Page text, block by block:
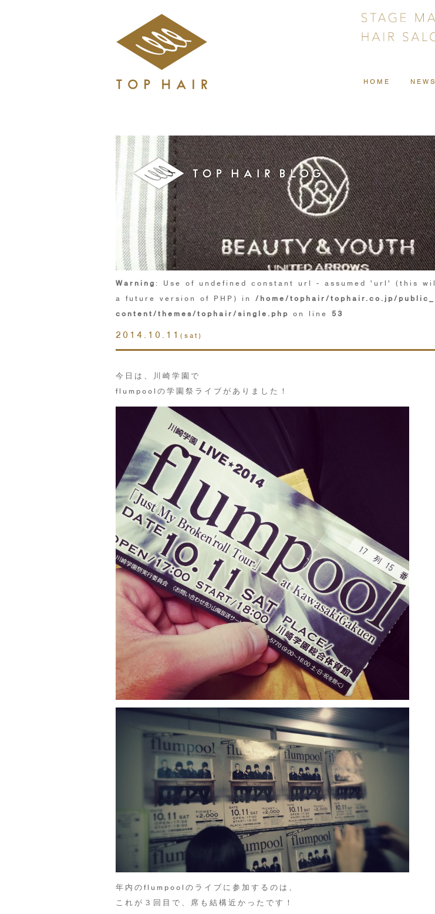
HOME NEWS
Warning : Use of undefined constant url - assumed 'url' (this
a future version of PHP) in /home/tophair/tophair.co.jp/
content/themes/tophair/single.php on line 53
2014.10.11 (sat)
今日は、川崎学園で
flumpoolの学園祭ライブがありました！
年内のflumpoolのライブに参加するのは、
これが３回目で、席も結構近かったです！